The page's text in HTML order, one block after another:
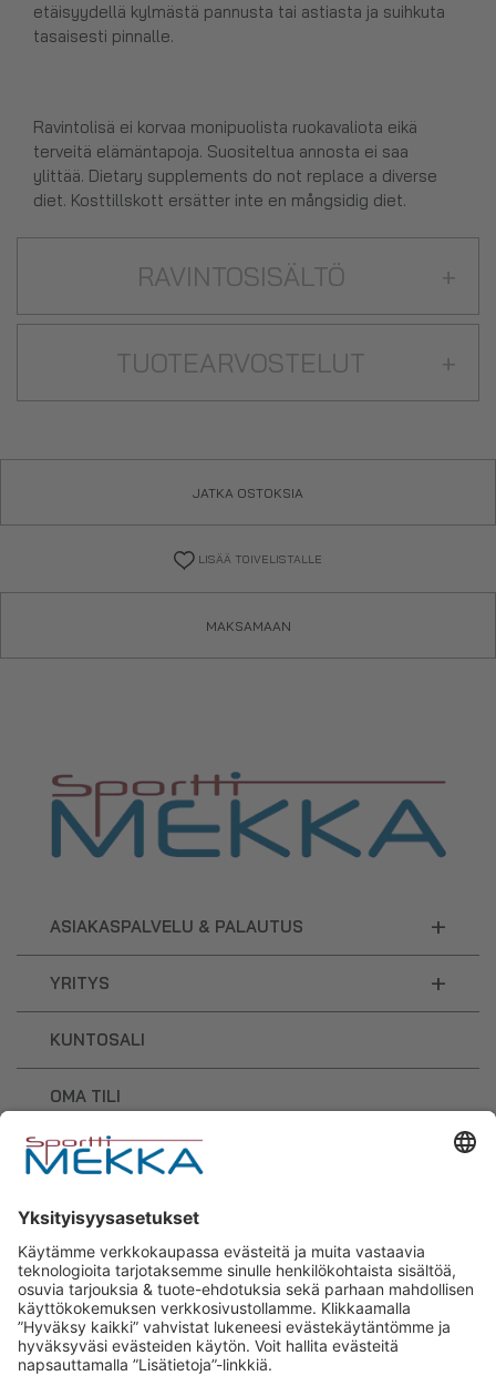
etäisyydellä kylmästä pannusta tai astiasta ja suihkuta
tasaisesti pinnalle.
Ravintolisä ei korvaa monipuolista ruokavaliota eikä
terveitä elämäntapoja. Suositeltua annosta ei saa
ylittää. Dietary supplements do not replace a diverse
diet. Kosttillskott ersätter inte en mångsidig diet.
RAVINTOSISÄLTÖ +
TUOTEARVOSTELUT +
JATKA OSTOKSIA
LISÄÄ TOIVELISTALLE
MAKSAMAAN
ASIAKASPALVELU & PALAUTUS +
YRITYS +
KUNTOSALI
OMA TILI
OSTOSKORI
Sporttimekka – lisäravinteiden ja
urheilutarvikkeiden osaaja